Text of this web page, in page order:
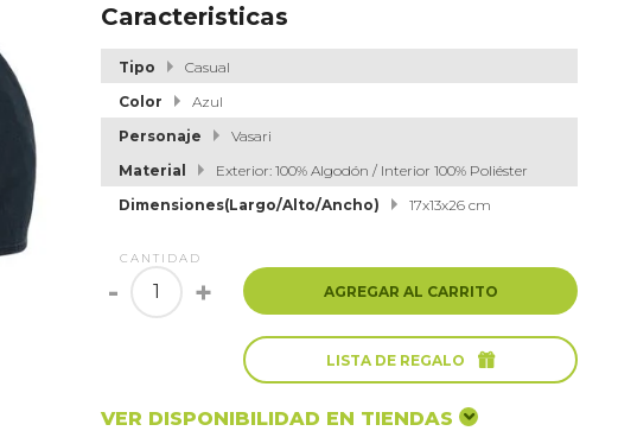
Caracteristicas
Tipo
Casual
Color
Azul
Personaje
Vasari
Material
Exterior: 100% Algodón / Interior 100% Poliéster
Dimensiones(Largo/Alto/Ancho)
17x13x26 cm
CANTIDAD
- + AGREGAR AL CARRITO
LISTA DE REGALO 
VER DISPONIBILIDAD EN TIENDAS